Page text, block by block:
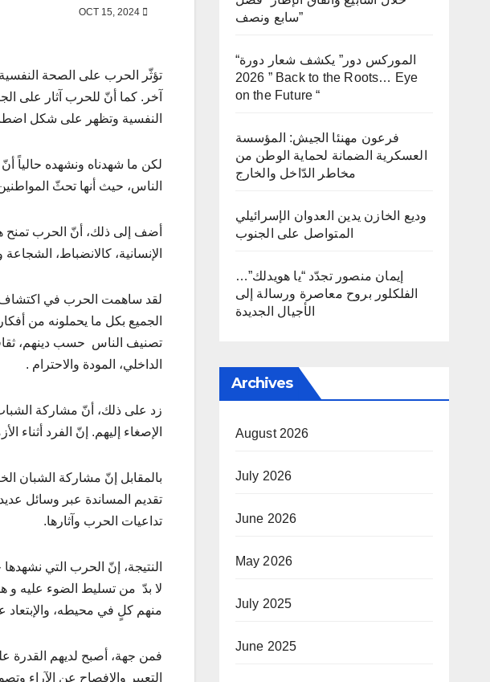
OCT 15, 2024
تؤثّر الحرب على الصحة
آخر. كما أنّ للحرب آثار على
النفسية وتظهر على شكل
لكن ما شهدناه ونشهده حالياً
الناس، حيث أنها تحثّ
أضف إلى ذلك، أنّ الحرب تمنح
الإنسانية، كالانضباط،
لقد ساهمت الحرب في اكتشاف
الجميع بكل ما يحملونه من
تصنيف الناس حسب دينهم،
الداخلي، المودة والاحترام .
زد على ذلك، أنّ مشاركة
الإصغاء إليهم. إنّ الفرد
بالمقابل إنّ مشاركة الشبان
تقديم المساندة عبر وسائل
تداعيات الحرب وآثارها.
النتيجة، إنّ الحرب التي
لا بدّ من تسليط الضوء عليه و
منهم كلٍ في محيطه، والإبتعاد
فمن جهة، أصبح لديهم القدرة
التعبير والإفصاح عن الآراء
سابع ونصف”
“الموركس دور” يكشف شعار دورة
2026 ” Back to the Roots… Eye
on the Future “
فرعون مهنئا الجيش: المؤسسة
العسكرية الضمانة لحماية الوطن من
مخاطر الدّاخل والخارج
وديع الخازن يدين العدوان الإسرائيلي
المتواصل على الجنوب
إيمان منصور تجدّد “يا هويدلك”…
الفلكلور بروح معاصرة ورسالة إلى
الأجيال الجديدة
Archives
August 2026
July 2026
June 2026
May 2026
July 2025
June 2025